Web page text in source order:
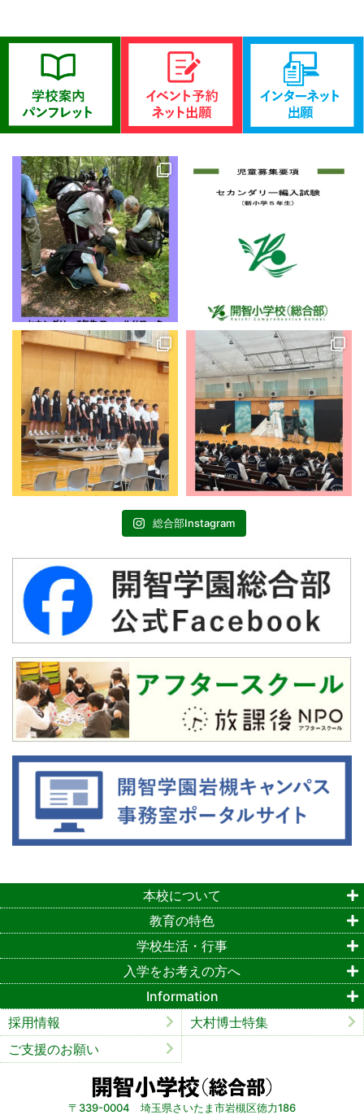
総合部Instagram
〒339-0004 埼玉県さいたま市岩槻区徳力186
本校について
教育の特色
学校生活・行事
入学をお考えの方へ
Information
採用情報
大村博士特集
ご支援のお願い